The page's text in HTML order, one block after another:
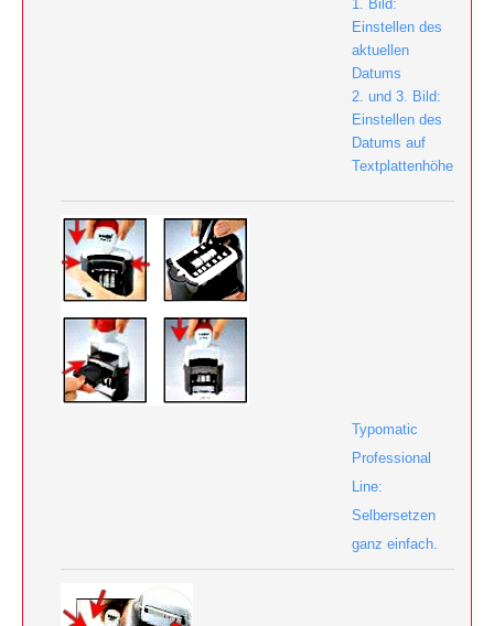
1. Bild:
Einstellen des
aktuellen
Datums
2. und 3. Bild:
Einstellen des
Datums auf
Textplattenhöhe
Typomatic
Professional
Line:
Selbersetzen
ganz einfach.